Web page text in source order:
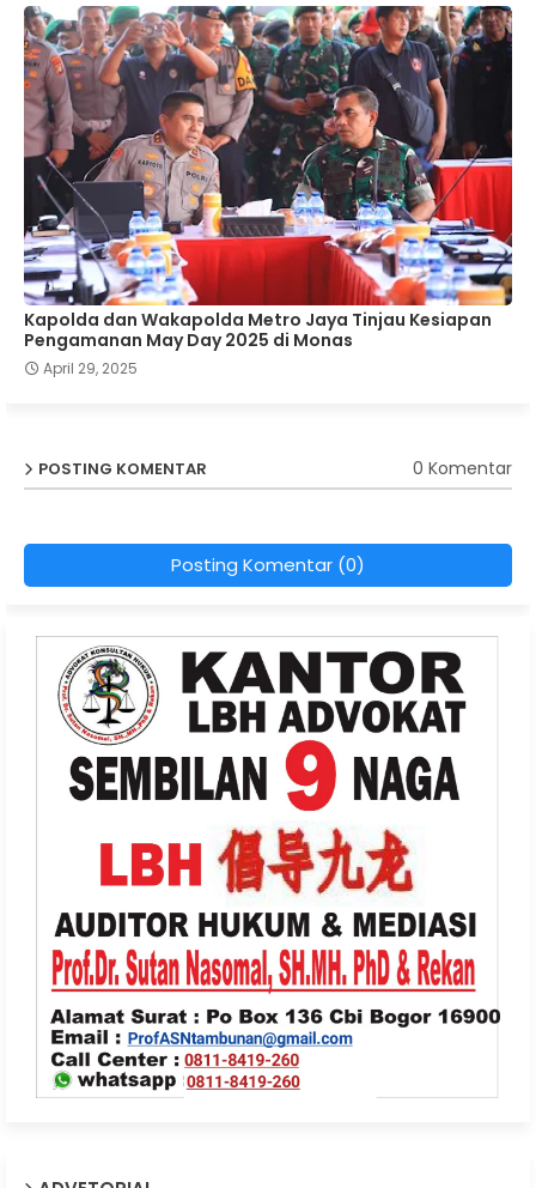
Kapolda dan Wakapolda Metro Jaya Tinjau Kesiapan
Pengamanan May Day 2025 di Monas
April 29, 2025
POSTING KOMENTAR 0 Komentar
Posting Komentar (0)